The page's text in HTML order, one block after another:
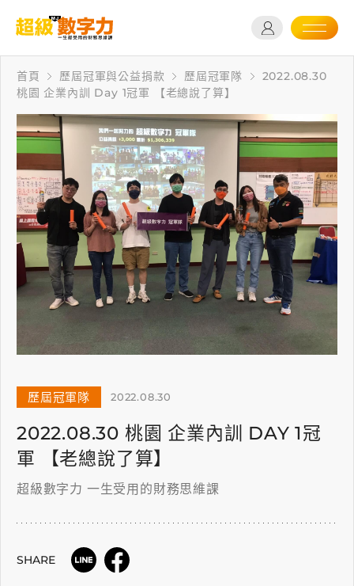
首頁 歷屆冠軍與公益捐款 歷屆冠軍隊
2022.08.30
桃園 企業內訓 Day 1冠軍 【老總說了算】
歷屆冠軍隊 2022.08.30
2022.08.30 桃園 企業內訓 DAY 1冠
軍 【老總說了算】
超級數字力 一生受用的財務思維課
SHARE